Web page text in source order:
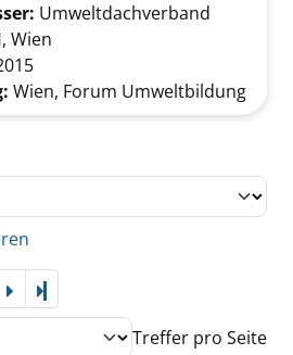
Umweltdachverband
Wien
Wien, Forum Umweltbildung
Treffer pro Seite